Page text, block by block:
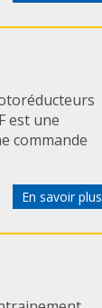
est une
commande
En savoir plus